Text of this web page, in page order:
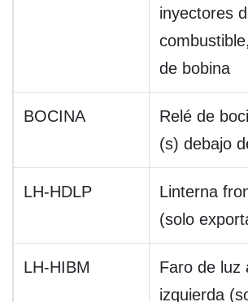
inyectores
de bobina
BOCINA
Relé de
(s) debajo
LH-HDLP
Linterna
(solo
LH-HIBM
Faro de luz
izquierda